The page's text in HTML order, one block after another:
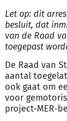
Let op: dit
besluit, dat
van de Raad
toegepast
De Raad van
aantal
ook gaat om
voor
project-MER-